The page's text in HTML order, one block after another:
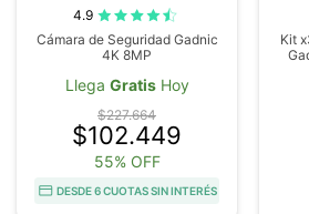
4.9
Cámara de Seguridad Gadnic
4K 8MP
Llega GratisHoy
$227.664
$102.449
55% OFF
DESDE 6 CUOTAS SIN INTERÉS
Kit